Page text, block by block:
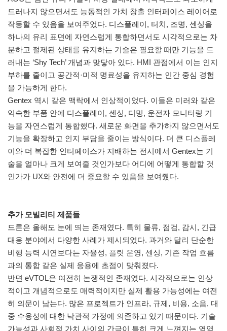
드러나지 않으면서도 능동적인 가치 창출 인터페이스 레이어로
작동할 수 있음을 보여주었다. 디스플레이, 터치, 조명, 센싱을
하나의 유리 표면에 자연스럽게 통합하면서도 시각적으로는 차
분하고 절제된 상태를 유지하는 기술은 필요할 때만 기능을 드
러내는 ‘Shy Tech’ 개념과 맞닿아 있다. HMI 관점에서 이는 인지
부하를 줄이고 공간적·미적 명료성을 유지하는 인간 중심 경험
을 가능하게 한다.
Gentex 역시 같은 맥락에서 인상적이었다. 이들은 미러와 같은
익숙한 부품 안에 디스플레이, 센싱, 디밍, 운전자 모니터링 기
능을 자연스럽게 통합했다. 새로운 화면을 추가하지 않으면서도
기능을 확장하고 인지 부담을 줄이는 방식이다. 더 큰 디스플레
이와 더 복잡한 인터페이스가 지배하는 전시에서 Gentex는 기
술을 얼마나 크게 보여줄 것인가보다 어디에 어떻게 통합할 것
인가가 UX와 안전에 더 중요할 수 있음을 보여줬다.
추가 모빌리티 제품들
드론은 올해도 눈에 띄는 존재였다. 특히 물류, 점검, 감시, 긴급
대응 분야에서 다양한 사례가 제시되었다. 과거와 달리 단순한
비행 능력 시연보다는 자율성, 플릿 운영, 센싱, 기존 작업 흐름
과의 통합 같은 실제 응용에 초점이 맞춰졌다.
반면 eVTOL은 여전히 논쟁적인 존재였다. 시각적으로는 인상
적이고 개념적으로도 매력적이지만 실제 활용 가능성에는 여전
히 의문이 남는다. 많은 프로젝트가 인프라, 규제, 비용, 소음, 대
중 수용성에 대한 낙관적 가정에 의존하고 있기 때문이다. 기술
가능성과 사회적 가치 사이의 간극이 특히 크게 느껴지는 영역